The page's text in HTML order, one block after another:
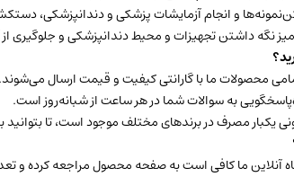
و انجام آزمایشات پزشکی و دندانپزشکی،
نگه داشتن تجهیزات و محیط دندانپزشکی و
محصولات ما با گارانتی کیفیت و قیمت ارسال می‌شوند.
به سوالات شما در هر ساعت از شبانه‌روز است.
یکبار مصرف در برندهای مختلف موجود است، تا
آنلاین ما کافی است به صفحه محصول مراجعه کرده و